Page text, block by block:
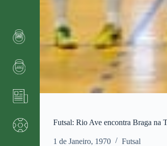
Futsal: Rio Ave encontra Braga na
1 de Janeiro, 1970 Futsal